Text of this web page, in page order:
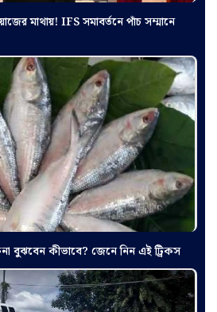
মাথায়! IFS সমাবর্তনে পাঁচ সম্মানে
বুঝবেন কীভাবে? জেনে নিন এই ট্রিকস